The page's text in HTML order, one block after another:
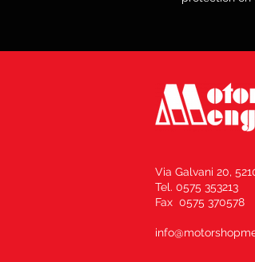
Via Galvani 20,
Tel. 0575 353213
Fax 0575 370578